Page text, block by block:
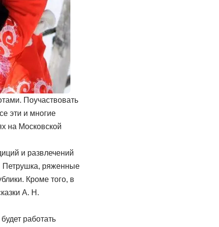
Поучаствовать
эти и многие
на Московской
и развлечений
Петрушка, ряженные
Кроме того, в
А. Н.
работать